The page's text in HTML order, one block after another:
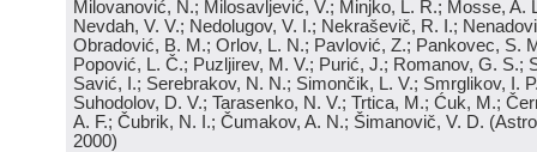
Milovanović, N.; Milosavljević, V.; Minjko, L. R.; Mosse, A.
Nevdah, V. V.; Nedolugov, V. I.; Nekraševič, R. I.;
Obradović, B. M.; Orlov, L. N.; Pavlović, Z.; Pankovec, S.
Popović, L. Č.; Puzljirev, M. V.; Purić, J.; Romanov, G. S.;
Savić, I.; Serebrakov, N. N.; Simončik, L. V.; Smrglikov, I.
Suhodolov, D. V.; Tarasenko, N. V.; Trtica, M.; Ćuk, M.;
A. F.; Čubrik, N. I.; Čumakov, A. N.; Šimanovič, V. D. (
2000)